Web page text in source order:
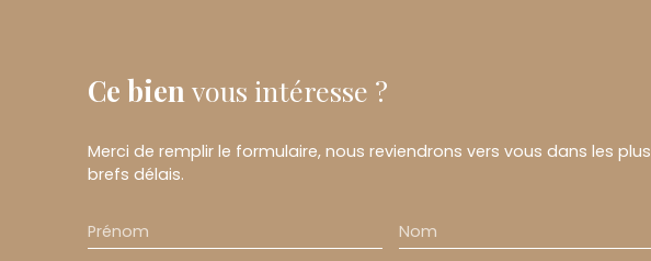
Ce bien vous intéresse ?
Merci de remplir le formulaire, nous reviendrons vers vous dans les plus
brefs délais.
Prénom Nom